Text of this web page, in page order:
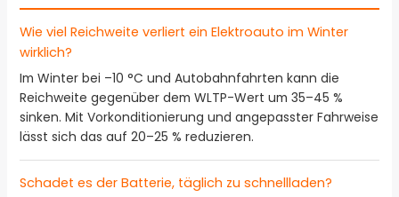
Wie viel Reichweite verliert ein Elektroauto im Winter
wirklich?
Im Winter bei –10 °C und Autobahnfahrten kann die
Reichweite gegenüber dem WLTP-Wert um 35–45 %
sinken. Mit Vorkonditionierung und angepasster Fahrweise
lässt sich das auf 20–25 % reduzieren.
Schadet es der Batterie, täglich zu schnellladen?